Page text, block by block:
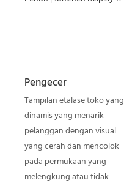
Pengecer
Tampilan etalase toko yang
dinamis yang menarik
pelanggan dengan visual
yang cerah dan mencolok
pada permukaan yang
melengkung atau tidak